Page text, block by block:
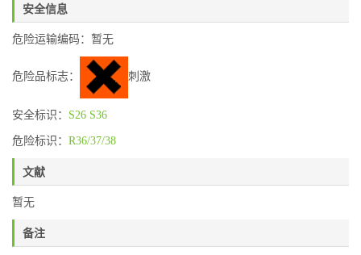
安全信息
危险运输编码：暂无
危险品标志： 刺激
安全标识： S26 S36
危险标识： R36/37/38
文献
暂无
备注